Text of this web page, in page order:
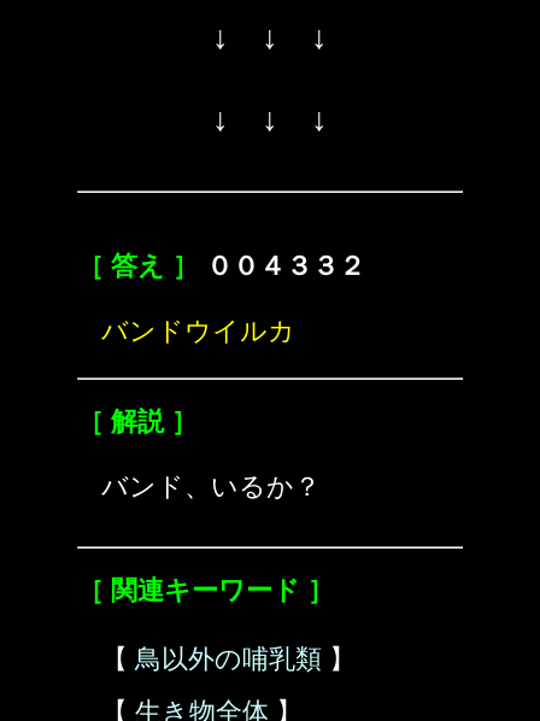
↓ ↓ ↓
↓ ↓ ↓
［ 答え ］ ００４３３２
バンドウイルカ
［ 解説 ］
バンド、いるか？
［ 関連キーワード ］
【 鳥以外の哺乳類 】
【 生き物全体 】